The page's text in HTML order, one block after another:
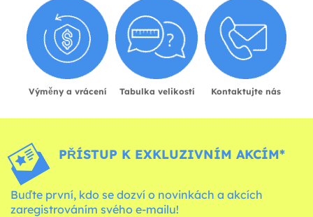
Výměny a vrácení Tabulka velikostí Kontaktujte nás
PŘÍSTUP K EXKLUZIVNÍM AKCÍM*
Buďte první, kdo se dozví o novinkách a akcích
zaregistrováním svého e-mailu!